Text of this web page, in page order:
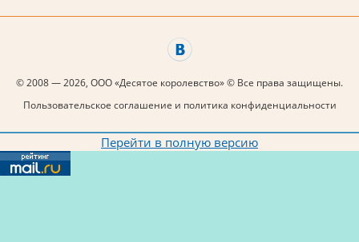
© 2008 — 2026, ООО «Десятое королевство» © Все права защищены.
Пользовательское соглашение и политика конфиденциальности
Перейти в полную версию